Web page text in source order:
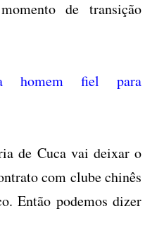
de transição
homem fiel para
de Cuca vai deixar o
com clube chinês
Então podemos dizer